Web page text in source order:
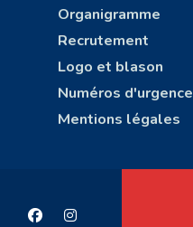
Organigramme
Recrutement
Logo et blason
Numéros d'urgence
Mentions légales